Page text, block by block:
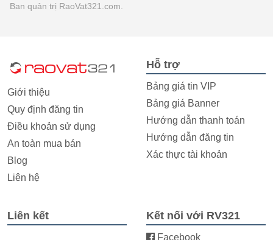
Ban quản trị RaoVat321.com.
Giới thiệu
Quy định đăng tin
Điều khoản sử dụng
An toàn mua bán
Blog
Liên hệ
Hỗ trợ
Bảng giá tin VIP
Bảng giá Banner
Hướng dẫn thanh toán
Hướng dẫn đăng tin
Xác thực tài khoản
Liên kết Kết nối với RV321
Facebook